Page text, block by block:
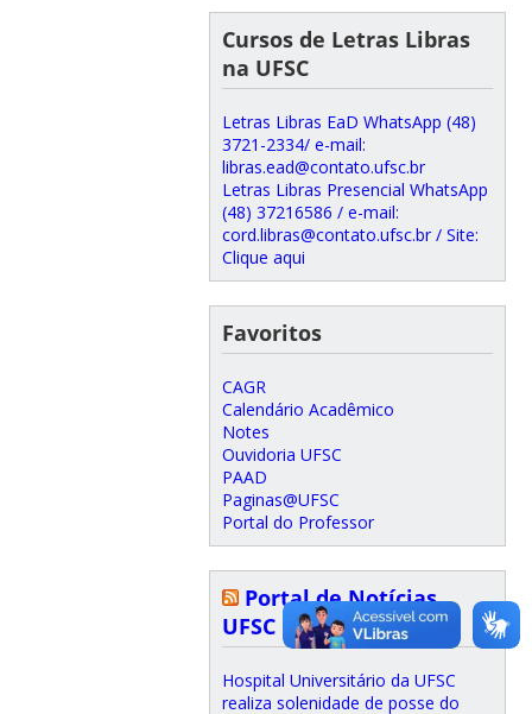
Cursos de Letras Libras
na UFSC
Letras Libras EaD WhatsApp (48)
3721-2334/ e-mail:
libras.ead@contato.ufsc.br
Letras Libras Presencial WhatsApp
(48) 37216586 / e-mail:
cord.libras@contato.ufsc.br / Site:
Clique aqui
Favoritos
CAGR
Calendário Acadêmico
Notes
Ouvidoria UFSC
PAAD
Paginas@UFSC
Portal do Professor
Portal de Notícias
UFSC
Hospital Universitário da UFSC
realiza solenidade de posse do